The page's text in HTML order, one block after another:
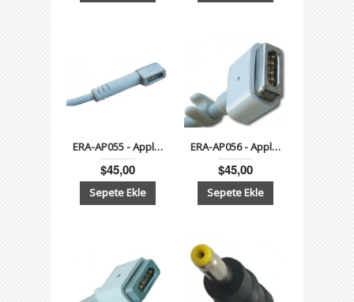
ERA-AP055 - Apple 14.5V 3.1A 45W Macbook Adaptör
$45,00
ERA-AP056 - Apple 16.5V 3.65A 60W Macbook Adaptör
$45,00